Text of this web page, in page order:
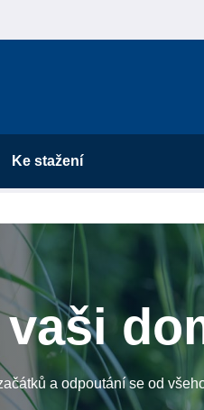
Ke stažení
a odpoutání se od